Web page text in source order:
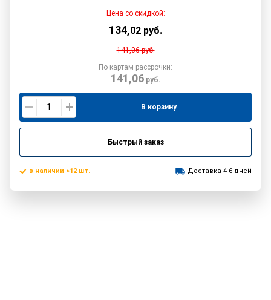
Цена со скидкой:
134,02 руб.
141,06руб.
По картам рассрочки:
141,06руб.
В корзину
Быстрый заказ
в наличии >12 шт. Доставка 4-6 дней